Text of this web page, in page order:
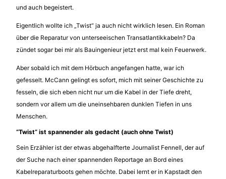
und auch begeistert.
Eigentlich wollte ich „Twist“ ja auch nicht wirklich lesen. Ein Roman
über die Reparatur von unterseeischen Transatlantikkabeln? Da
zündet sogar bei mir als Bauingenieur jetzt erst mal kein Feuerwerk.
Aber sobald ich mit dem Hörbuch angefangen hatte, war ich
gefesselt. McCann gelingt es sofort, mich mit seiner Geschichte zu
fesseln, die sich eben nicht nur um die Kabel in der Tiefe dreht,
sondern vor allem um die uneinsehbaren dunklen Tiefen in uns
Menschen.
“Twist“ ist spannender als gedacht (auch ohne Twist)
Sein Erzähler ist der etwas abgehalfterte Journalist Fennell, der auf
der Suche nach einer spannenden Reportage an Bord eines
Kabelreparaturboots gehen möchte. Dabei lernt er in Kapstadt den